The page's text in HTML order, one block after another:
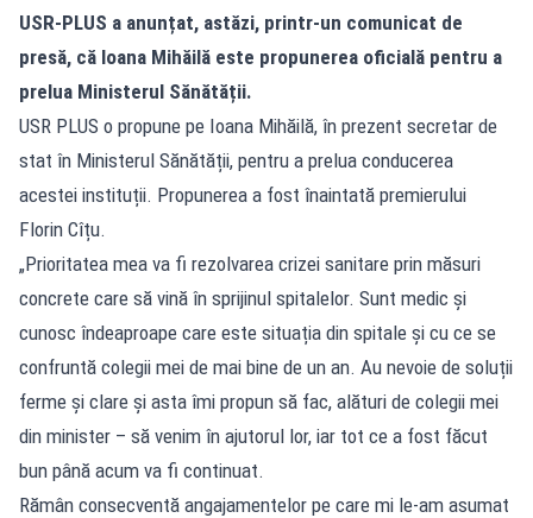
USR-PLUS a anunțat, astăzi, printr-un comunicat de
presă, că Ioana Mihăilă este propunerea oficială pentru a
prelua Ministerul Sănătății.
USR PLUS o propune pe Ioana Mihăilă, în prezent secretar de
stat în Ministerul Sănătății, pentru a prelua conducerea
acestei instituții. Propunerea a fost înaintată premierului
Florin Cîțu.
„Prioritatea mea va fi rezolvarea crizei sanitare prin măsuri
concrete care să vină în sprijinul spitalelor. Sunt medic și
cunosc îndeaproape care este situația din spitale și cu ce se
confruntă colegii mei de mai bine de un an. Au nevoie de soluții
ferme și clare și asta îmi propun să fac, alături de colegii mei
din minister – să venim în ajutorul lor, iar tot ce a fost făcut
bun până acum va fi continuat.
Rămân consecventă angajamentelor pe care mi le-am asumat